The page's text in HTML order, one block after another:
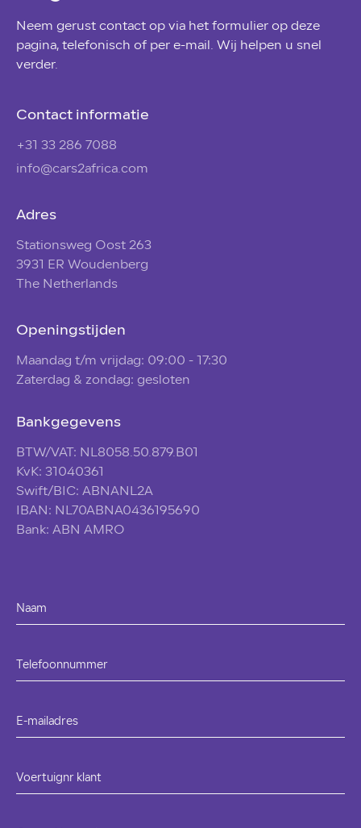
Neem gerust contact op via het formulier op deze
pagina, telefonisch of per e-mail. Wij helpen u snel
verder.
Contact informatie
+31 33 286 7088
info@cars2africa.com
Adres
Stationsweg Oost 263
3931 ER Woudenberg
The Netherlands
Openingstijden
Maandag t/m vrijdag: 09:00 - 17:30
Zaterdag & zondag: gesloten
Bankgegevens
BTW/VAT: NL8058.50.879.B01
KvK: 31040361
Swift/BIC: ABNANL2A
IBAN: NL70ABNA0436195690
Bank: ABN AMRO
Naam
Telefoonnummer
E-mailadres
Voertuignr klant